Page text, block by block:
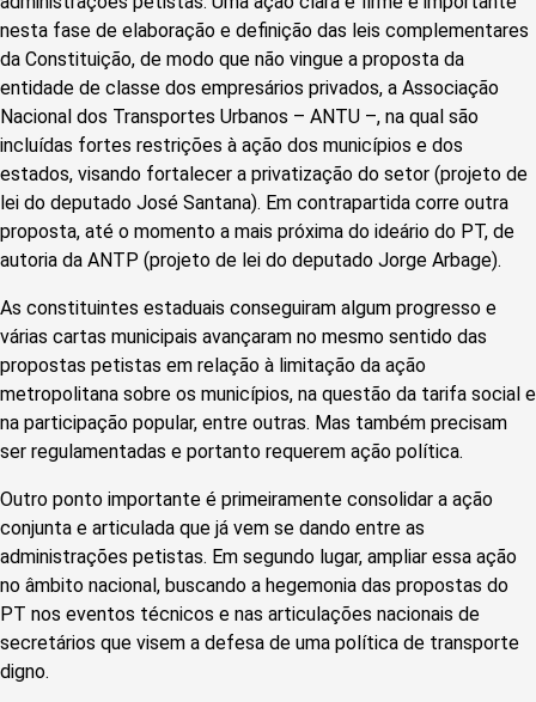
nesta fase de elaboração e definição das leis complementares
da Constituição, de modo que não vingue a proposta da
entidade de classe dos empresários privados, a Associação
Nacional dos Transportes Urbanos – ANTU –, na qual são
incluídas fortes restrições à ação dos municípios e dos
estados, visando fortalecer a privatização do setor (projeto de
lei do deputado José Santana). Em contrapartida corre outra
proposta, até o momento a mais próxima do ideário do PT, de
autoria da ANTP (projeto de lei do deputado Jorge Arbage).
As constituintes estaduais conseguiram algum progresso e
várias cartas municipais avançaram no mesmo sentido das
propostas petistas em relação à limitação da ação
metropolitana sobre os municípios, na questão da tarifa social e
na participação popular, entre outras. Mas também precisam
ser regulamentadas e portanto requerem ação política.
Outro ponto importante é primeiramente consolidar a ação
conjunta e articulada que já vem se dando entre as
administrações petistas. Em segundo lugar, ampliar essa ação
no âmbito nacional, buscando a hegemonia das propostas do
PT nos eventos técnicos e nas articulações nacionais de
secretários que visem a defesa de uma política de transporte
digno.